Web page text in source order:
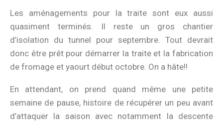
Les aménagements pour la traite sont eux aussi
quasiment terminés. Il reste un gros chantier
d’isolation du tunnel pour septembre. Tout devrait
donc être prêt pour démarrer la traite et la fabrication
de fromage et yaourt début octobre. On a hâte!!
En attendant, on prend quand même une petite
semaine de pause, histoire de récupérer un peu avant
d’attaquer la saison avec notamment la descente